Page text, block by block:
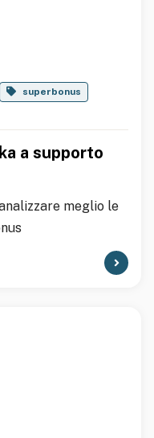
superbonus
a supporto
meglio le